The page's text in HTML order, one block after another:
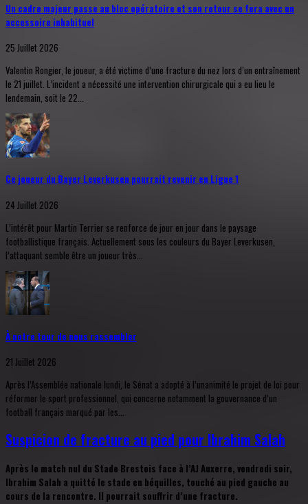
Un cadre majeur passe au bloc opératoire et son retour se fera avec un
accessoire inhabituel
25 Juillet 2026
Valentin Rongier, le joueur, a été victime d’une fracture du nez lors d’un entraînement
le 21 juillet. L’incident a nécessité une intervention chirurgicale qui a eu lieu le
lendemain, soit le 22...
Ce joueur du Bayer Leverkusen pourrait revenir en Ligue 1
24 Juillet 2026
L’intérêt pour Martin Terrier se renforce de jour en jour dans le paysage
footballistique français. Actuellement sous les couleurs du Bayer Leverkusen,
l’attaquant semble être un joueur très...
À notre tour de nous rassembler
21 Juillet 2026
Après l’Assemblée nationale lundi, le Sénat a adopté à l’unanimité le projet de loi pour
réformer le sport professionnel, qui concerne notamment la gouvernance d’un
football français marqué par les...
Suspicion de fracture au pied pour Ibrahim Salah
Après le match nul du Stade Brestois face à l’AJ Auxerre, vendredi soir,
Ibrahim Salah a quitté le stade en béquilles, touché au pied gauche au
cours de la rencontre. Il pourrait souffrir d’une fracture.